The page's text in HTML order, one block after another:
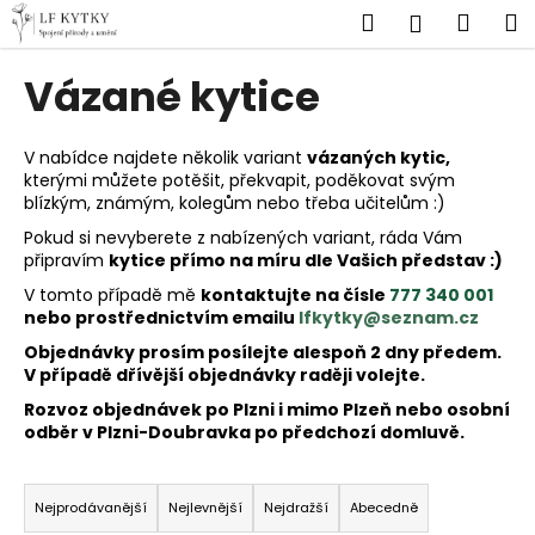
Přejít
na
obsah
Hledat
Vázané kytice
V nabídce najdete několik variant vázaných kytic,
kterými můžete potěšit, překvapit, poděkovat svým
blízkým, známým, kolegům nebo třeba učitelům :)
Pokud si nevyberete z nabízených variant, ráda Vám
připravím kytice přímo na míru dle Vašich představ :)
V tomto případě mě kontaktujte na čísle 777 340 001
nebo prostřednictvím emailu lfkytky@seznam.cz
Objednávky prosím posílejte alespoň 2 dny předem.
V případě dřívější objednávky raději volejte.
Rozvoz objednávek po Plzni i mimo Plzeň nebo osobní
odběr v Plzni-Doubravka po předchozí domluvě.
Ř
a
Nejprodávanější Nejlevnější Nejdražší Abecedně
K
o
o
p
o
t
ř
e
b
u
j
e
e